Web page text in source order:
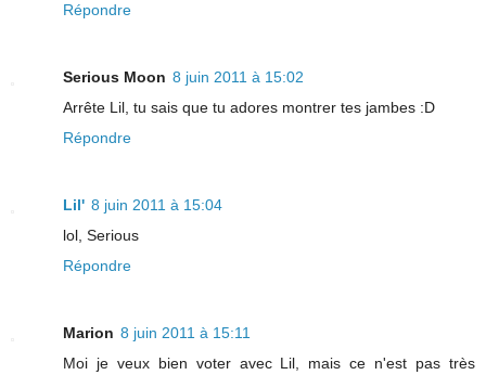
Répondre
Serious Moon 8 juin 2011 à 15:02
Arrête Lil, tu sais que tu adores montrer tes jambes :D
Répondre
Lil' 8 juin 2011 à 15:04
lol, Serious
Répondre
Marion 8 juin 2011 à 15:11
Moi je veux bien voter avec Lil, mais ce n'est pas très